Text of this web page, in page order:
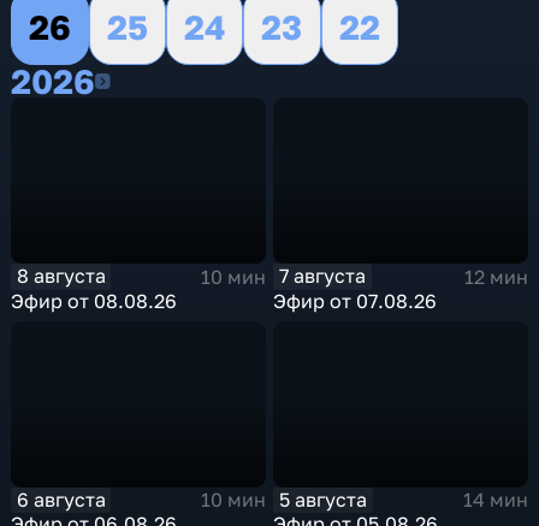
26
25 24 23
22
20262026
8 августа
10 мин
Эфир от 08.08.26
7 августа
12 мин
Эфир от 07.08.26
6 августа
10 мин
5 августа
14 мин